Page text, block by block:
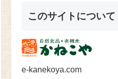
このサイトについて
e-kanekoya.com